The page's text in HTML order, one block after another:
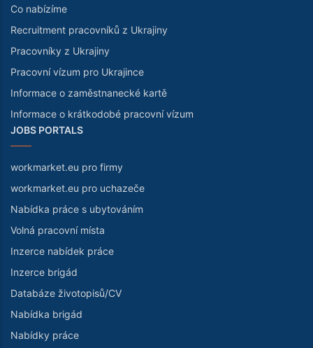
Co nabízíme
Recruitment pracovníků z Ukrajiny
Pracovníky z Ukrajiny
Pracovní vízum pro Ukrajince
Informace o zaměstnanecké kartě
Informace o krátkodobé pracovní vízum
JOBS PORTALS
workmarket.eu pro firmy
workmarket.eu pro uchazeče
Nabídka práce s ubytováním
Volná pracovní místa
Inzerce nabídek práce
Inzerce brigád
Databáze životopisů/CV
Nabídka brigád
Nabídky práce